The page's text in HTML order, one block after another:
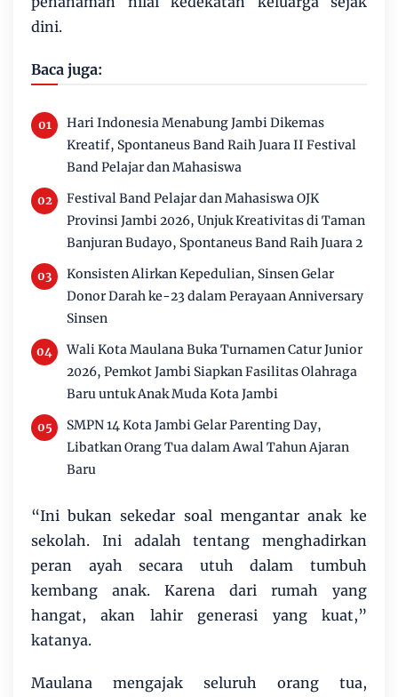
dini.
Baca juga:
Hari Indonesia Menabung Jambi Dikemas
Kreatif, Spontaneus Band Raih Juara II Festival
Band Pelajar dan Mahasiswa
Festival Band Pelajar dan Mahasiswa OJK
Provinsi Jambi 2026, Unjuk Kreativitas di Taman
Banjuran Budayo, Spontaneus Band Raih Juara 2
Konsisten Alirkan Kepedulian, Sinsen Gelar
Donor Darah ke-23 dalam Perayaan Anniversary
Sinsen
Wali Kota Maulana Buka Turnamen Catur Junior
2026, Pemkot Jambi Siapkan Fasilitas Olahraga
Baru untuk Anak Muda Kota Jambi
SMPN 14 Kota Jambi Gelar Parenting Day,
Libatkan Orang Tua dalam Awal Tahun Ajaran
Baru
“Ini bukan sekedar soal mengantar anak ke
sekolah. Ini adalah tentang menghadirkan
peran ayah secara utuh dalam tumbuh
kembang anak. Karena dari rumah yang
hangat, akan lahir generasi yang kuat,”
katanya.
Maulana mengajak seluruh orang tua,